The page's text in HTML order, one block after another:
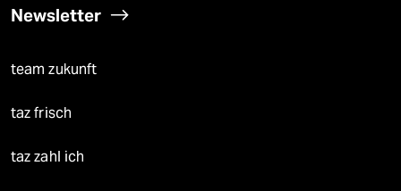
Newsletter
team zukunft
taz frisch
taz zahl ich